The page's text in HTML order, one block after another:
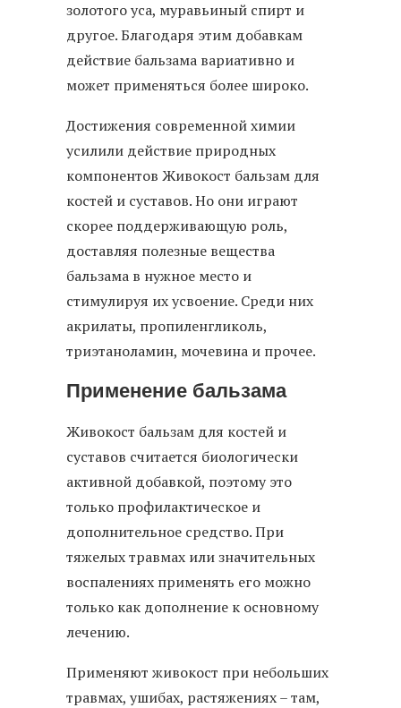
золотого уса, муравьиный спирт и
другое. Благодаря этим добавкам
действие бальзама вариативно и
может применяться более широко.
Достижения современной химии
усилили действие природных
компонентов Живокост бальзам для
костей и суставов. Но они играют
скорее поддерживающую роль,
доставляя полезные вещества
бальзама в нужное место и
стимулируя их усвоение. Среди них
акрилаты, пропиленгликоль,
триэтаноламин, мочевина и прочее.
Применение бальзама
Живокост бальзам для костей и
суставов считается биологически
активной добавкой, поэтому это
только профилактическое и
дополнительное средство. При
тяжелых травмах или значительных
воспалениях применять его можно
только как дополнение к основному
лечению.
Применяют живокост при небольших
травмах, ушибах, растяжениях – там,